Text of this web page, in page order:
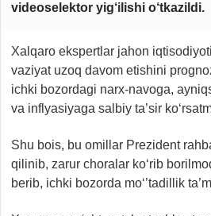
videoselektor yig‘ilishi o‘tkazildi.
Xalqaro ekspertlar jahon
vaziyat uzoq davom etishini
ichki bozordagi narx-navoga,
va inflyasiyaga salbiy ta’sir
Shu bois, bu omillar Prezident
qilinib, zarur choralar ko‘rib
berib, ichki bozorda mo‘’tadillik